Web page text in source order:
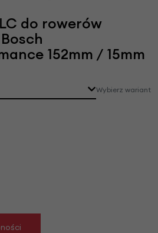
do rowerów
152mm / 15mm
Wybierz wariant